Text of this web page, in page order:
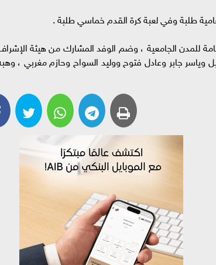
طلبة وفي لعبة كرة القدم خماسي طلبة .
للمدن الجامعية ، وضم الوفد المشارك من هيئة
جابر وعادل فتوح ووليد السواح وحازم مغربي ،